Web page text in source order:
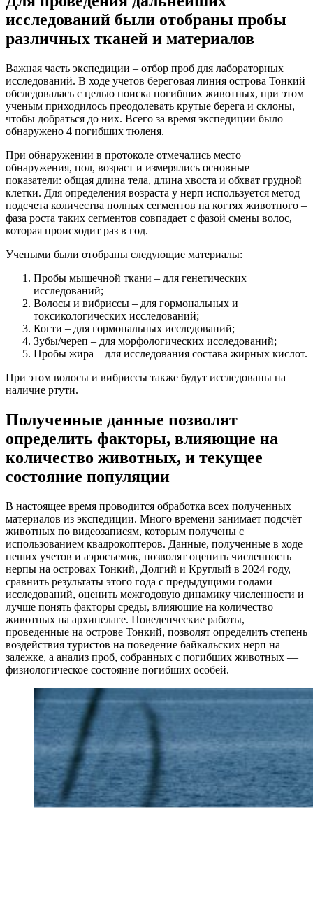
исследований были отобраны пробы
различных тканей и материалов
Важная часть экспедиции – отбор проб для лабораторных
исследований. В ходе учетов береговая линия острова Тонкий
обследовалась с целью поиска погибших животных, при этом
ученым приходилось преодолевать крутые берега и склоны,
чтобы добраться до них. Всего за время экспедиции было
обнаружено 4 погибших тюленя.
При обнаружении в протоколе отмечались место
обнаружения, пол, возраст и измерялись основные
показатели: общая длина тела, длина хвоста и обхват грудной
клетки. Для определения возраста у нерп используется метод
подсчета количества полных сегментов на когтях животного –
фаза роста таких сегментов совпадает с фазой смены волос,
которая происходит раз в год.
Учеными были отобраны следующие материалы:
Пробы мышечной ткани – для генетических
исследований;
Волосы и вибриссы – для гормональных и
токсикологических исследований;
Когти – для гормональных исследований;
Зубы/череп – для морфологических исследований;
Пробы жира – для исследования состава жирных кислот.
При этом волосы и вибриссы также будут исследованы на
наличие ртути.
Полученные данные позволят
определить факторы, влияющие на
количество животных, и текущее
состояние популяции
В настоящее время проводится обработка всех полученных
материалов из экспедиции. Много времени занимает подсчёт
животных по видеозаписям, которым получены с
использованием квадрокоптеров. Данные, полученные в ходе
пеших учетов и аэросъемок, позволят оценить численность
нерпы на островах Тонкий, Долгий и Круглый в 2024 году,
сравнить результаты этого года с предыдущими годами
исследований, оценить межгодовую динамику численности и
лучше понять факторы среды, влияющие на количество
животных на архипелаге. Поведенческие работы,
проведенные на острове Тонкий, позволят определить степень
воздействия туристов на поведение байкальских нерп на
залежке, а анализ проб, собранных с погибших животных —
физиологическое состояние погибших особей.